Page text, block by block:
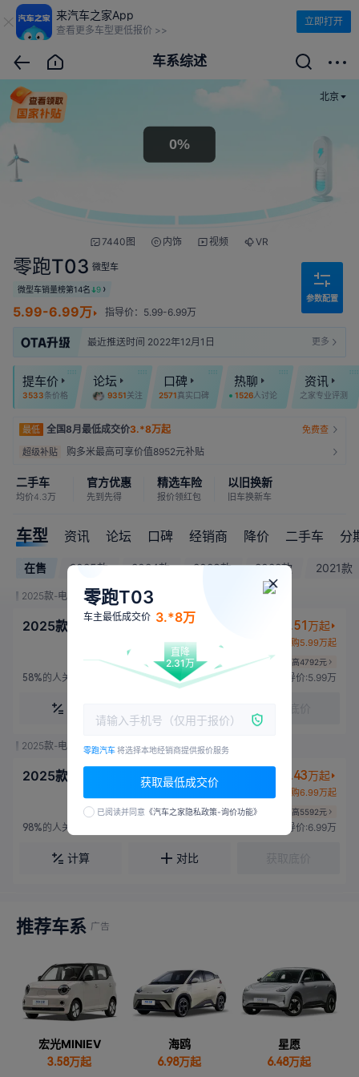
来汽车之家App
查看更多车型更低报价 >>
立即打开
车系综述
北京
7440图 内饰 视频 VR
零跑T03 微型车
微型车销量榜第14名 9
5.99-6.99万 指导价：5.99-6.99万
参数配置
最近推送时间 2022年12月1日
免费权益/付费服务共0项
全系自费·零跑7kW家用充电桩
更多
提车价
3533条价格
论坛
9351关注
口碑
2571真实口碑
热聊
1526人讨论
资讯
之家专业评测
最低 全国8月最低成交价3.*8万起
免费查
超级补贴
购多米最高可享价值8952元补贴
二手车
均价4.3万
官方优惠
先到先得
精选车险
报价领红包
以旧换新
旧车换新车
车型 资讯 论坛 口碑 经销商 降价 二手车 分
在售 2025款 2024款 2023款 2022款 2021款
2025款-电动 75马力
2025款 310舒享版 5.51 万起
新购5.99万起
国家补贴至高4792元
58%的人关注 指导价:5.99万
2025款-电动 109马力
2025款 403舒享版 6.43万起
新购6.99万起
国家补贴至高5592元
98%的人关注 指导价:6.99万
计算 对比
推荐车系
宏光MINIEV
3.58万起
海鸥
6.98万起
星愿
6.48万起
零跑T03
车主最低成交价 3.*8万
直降
2.31万
零跑汽车将选择本地经销商提供报价服务
获取最低成交价
已阅读并同意 《汽车之家隐私政策-询价功能》